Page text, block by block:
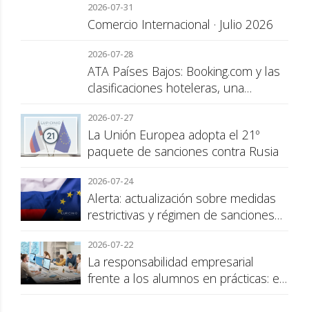
2026-07-31
Comercio Internacional · Julio 2026
2026-07-28
ATA Países Bajos: Booking.com y las
clasificaciones hoteleras, una
consumidor
2026-07-27
La Unión Europea adopta el 21º
paquete de sanciones contra Rusia
2026-07-24
Alerta: actualización sobre medidas
restrictivas y régimen de sanciones
2026-07-22
La responsabilidad empresarial
frente a los alumnos en prácticas: el